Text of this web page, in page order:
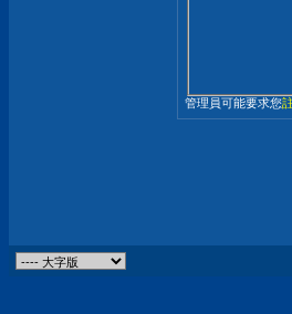
管理員可能要求您